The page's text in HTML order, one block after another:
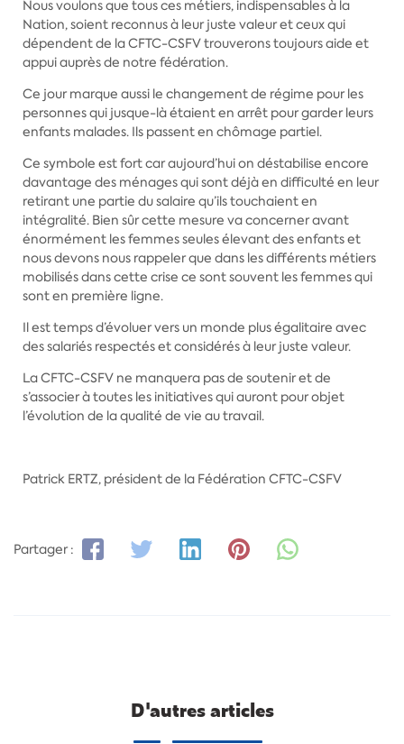
Nous voulons que tous ces métiers, indispensables à la
Nation, soient reconnus à leur juste valeur et ceux qui
dépendent de la CFTC-CSFV trouverons toujours aide et
appui auprès de notre fédération.
Ce jour marque aussi le changement de régime pour les
personnes qui jusque-là étaient en arrêt pour garder leurs
enfants malades. Ils passent en chômage partiel.
Ce symbole est fort car aujourd’hui on déstabilise encore
davantage des ménages qui sont déjà en difficulté en leur
retirant une partie du salaire qu’ils touchaient en
intégralité. Bien sûr cette mesure va concerner avant
énormément les femmes seules élevant des enfants et
nous devons nous rappeler que dans les différents métiers
mobilisés dans cette crise ce sont souvent les femmes qui
sont en première ligne.
Il est temps d’évoluer vers un monde plus égalitaire avec
des salariés respectés et considérés à leur juste valeur.
La CFTC-CSFV ne manquera pas de soutenir et de
s’associer à toutes les initiatives qui auront pour objet
l’évolution de la qualité de vie au travail.
Patrick ERTZ, président de la Fédération CFTC-CSFV
Partager :
D'autres articles